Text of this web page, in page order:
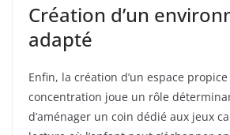
Création d’un
adapté
Enfin, la création d’un espace
concentration joue un rôle
d’aménager un coin dédié aux jeux